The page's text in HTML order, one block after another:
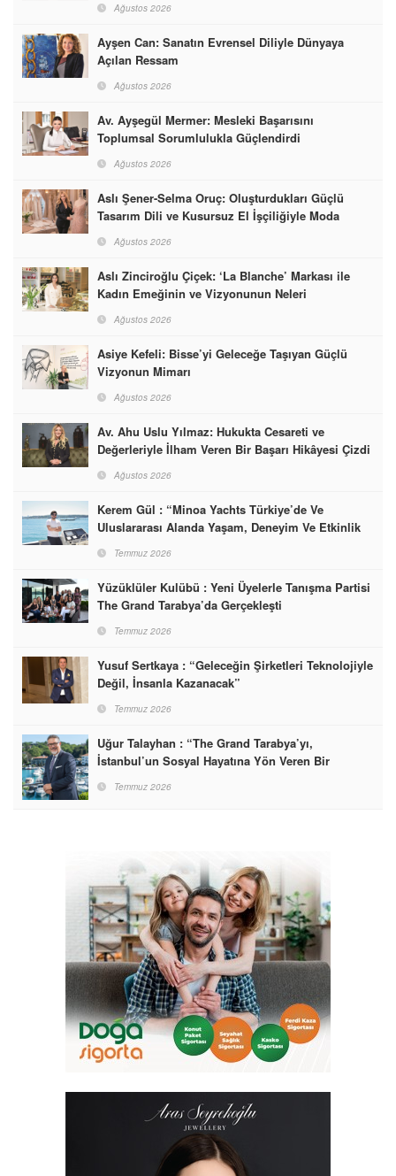
Ağustos 2026
Ayşen Can: Sanatın Evrensel Diliyle Dünyaya
Açılan Ressam
Ağustos 2026
Av. Ayşegül Mermer: Mesleki Başarısını
Toplumsal Sorumlulukla Güçlendirdi
Ağustos 2026
Aslı Şener-Selma Oruç: Oluşturdukları Güçlü
Tasarım Dili ve Kusursuz El İşçiliğiyle Moda
Dünyasına İmzalarını Attılar
Ağustos 2026
Aslı Zinciroğlu Çiçek: ‘La Blanche’ Markası ile
Kadın Emeğinin ve Vizyonunun Neleri
Başarabileceğinin En Güzel Örneğini Sunuyor
Ağustos 2026
Asiye Kefeli: Bisse’yi Geleceğe Taşıyan Güçlü
Vizyonun Mimarı
Ağustos 2026
Av. Ahu Uslu Yılmaz: Hukukta Cesareti ve
Değerleriyle İlham Veren Bir Başarı Hikâyesi Çizdi
Ağustos 2026
Kerem Gül : “Minoa Yachts Türkiye’de Ve
Uluslararası Alanda Yaşam, Deneyim Ve Etkinlik
Markası Olacak”
Temmuz 2026
Yüzüklüler Kulübü : Yeni Üyelerle Tanışma Partisi
The Grand Tarabya’da Gerçekleşti
Temmuz 2026
Yusuf Sertkaya : “Geleceğin Şirketleri Teknolojiyle
Değil, İnsanla Kazanacak”
Temmuz 2026
Uğur Talayhan : “The Grand Tarabya’yı,
İstanbul’un Sosyal Hayatına Yön Veren Bir
Destinasyon Haline Getirmeyi Hedefliyorum”
Temmuz 2026